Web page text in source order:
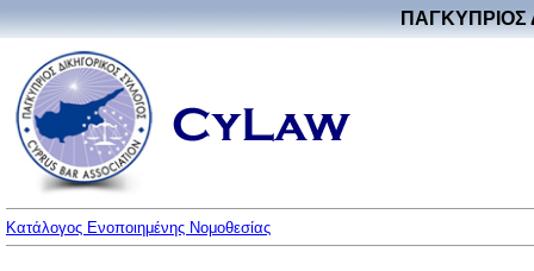
ΠΑΓΚΥΠΡΙΟΣ
Κατάλογος Ενοποιημένης Νομοθεσίας